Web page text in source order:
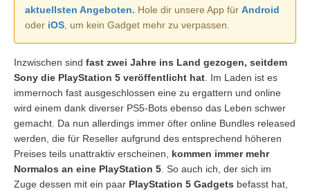
aktuellsten Angeboten. Hole dir unsere App für Android
oder iOS , um kein Gadget mehr zu verpassen.
Inzwischen sind fast zwei Jahre ins Land gezogen, seitdem
Sony die PlayStation 5 veröffentlicht hat . Im Laden ist es
immernoch fast ausgeschlossen eine zu ergattern und online
wird einem dank diverser PS5-Bots ebenso das Leben schwer
gemacht. Da nun allerdings immer öfter online Bundles released
werden, die für Reseller aufgrund des entsprechend höheren
Preises teils unattraktiv erscheinen, kommen immer mehr
Normalos an eine PlayStation 5 . So auch ich, der sich im
Zuge dessen mit ein paar PlayStation 5 Gadgets befasst hat,